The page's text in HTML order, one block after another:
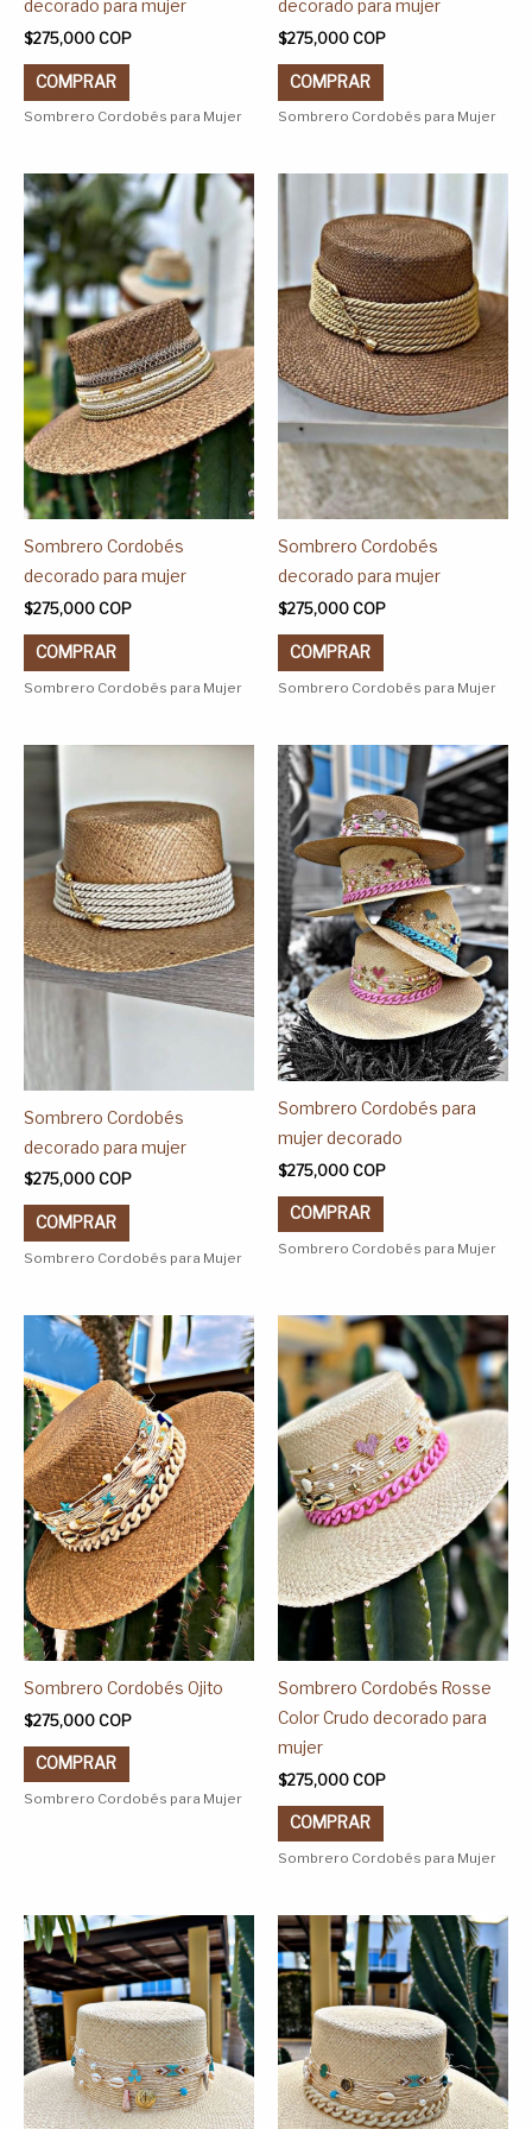
decorado para mujer
$275,000 COP
COMPRAR
producto
Sombrero Cordobés para Mujer
decorado para mujer
$275,000 COP
COMPRAR
producto
Sombrero Cordobés para Mujer
Sombrero Cordobés
decorado para mujer
$275,000 COP
COMPRAR
Este
producto
tiene
múltiples
variantes.
Las
opciones
se
pueden
elegir
la
página
de
producto
Sombrero Cordobés para Mujer
Sombrero Cordobés
decorado para mujer
$275,000 COP
COMPRAR
Este
producto
tiene
múltiples
variantes.
Las
opciones
se
pueden
elegir
en
página
de
producto
Sombrero Cordobés para Mujer
Sombrero Cordobés
decorado para mujer
$275,000 COP
COMPRAR
tiene
múltiples
variantes.
Las
opciones
se
pueden
página
de
producto
Sombrero Cordobés para Mujer
Sombrero Cordobés para
mujer decorado
$275,000 COP
COMPRAR
Este
producto
tiene
múltiples
variantes.
Las
opciones
se
pueden
elegir
en
la
página
de
producto
Sombrero Cordobés para Mujer
Sombrero Cordobés Ojito
$275,000 COP
COMPRAR
Este
producto
tiene
múltiples
variantes.
Las
opciones
se
pueden
elegir
página
de
producto
Sombrero Cordobés para Mujer
Sombrero Cordobés Rosse
Color Crudo decorado para
mujer
$275,000 COP
COMPRAR
Este
producto
tiene
múltiples
variantes.
Las
opciones
se
pueden
elegir
página
de
Sombrero Cordobés para Mujer
Este
producto
tiene
múltiples
variantes.
Las
opciones
Este
producto
tiene
múltiples
variantes.
Las
opciones